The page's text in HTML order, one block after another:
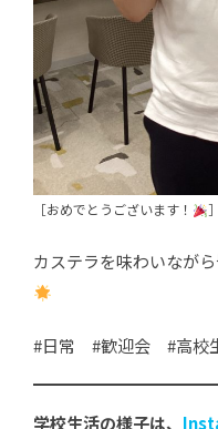
［おめでとうございます！ ］
カステラを味わいなが
#日常 #歓迎会 #高校
学校生活の様子は、